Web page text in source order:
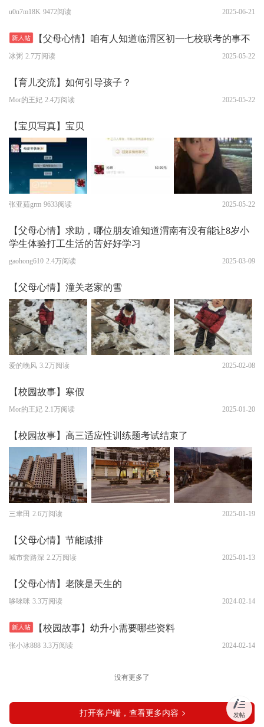
发帖
u0n7m18K 9472阅读 2025-06-21
【父母心情】咱有人知道临渭区初一七校联考的事不
冰粥 2.7万阅读 2025-05-22
【育儿交流】如何引导孩子？
Mor的王妃 2.4万阅读 2025-05-22
【宝贝写真】宝贝
张亚茹grm 9633阅读 2025-05-22
【父母心情】求助，哪位朋友谁知道渭南有没有能让8岁小
学生体验打工生活的苦好好学习
gaohong610 2.4万阅读 2025-03-09
【父母心情】潼关老家的雪
爱的晚风 3.2万阅读 2025-02-08
【校园故事】寒假
Mor的王妃 2.1万阅读 2025-01-20
【校园故事】高三适应性训练题考试结束了
三聿田 2.6万阅读 2025-01-19
【父母心情】节能减排
城市套路深 2.2万阅读 2025-01-13
【父母心情】老陕是天生的
哆唻咪 3.3万阅读 2024-02-14
【校园故事】幼升小需要哪些资料
张小冰888 3.3万阅读 2024-02-14
没有更多了
打开客户端，查看更多内容